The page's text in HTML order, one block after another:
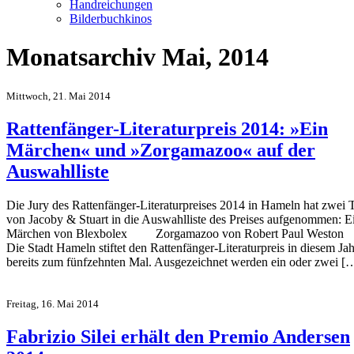
Handreichungen
Bilderbuchkinos
Monatsarchiv Mai, 2014
Mittwoch, 21. Mai 2014
Rattenfänger-Literaturpreis 2014: »Ein
Märchen« und »Zorgamazoo« auf der
Auswahlliste
Die Jury des Rattenfänger-Literaturpreises 2014 in Hameln hat zwei
von Jacoby & Stuart in die Auswahlliste des Preises aufgenommen:
Märchen von Blexbolex Zorgamazoo von Robert Paul
Die Stadt Hameln stiftet den Rattenfänger-Literaturpreis in diesem
bereits zum fünfzehnten Mal. Ausgezeichnet werden ein oder zwei
Freitag, 16. Mai 2014
Fabrizio Silei erhält den Premio Andersen